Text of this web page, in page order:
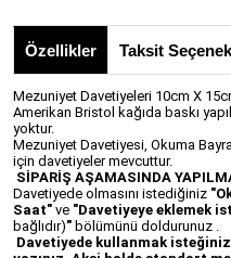
Özellikler Taksit
Mezuniyet Davetiyeleri 10cm X
Amerikan Bristol kağıda baskı
yoktur.
Mezuniyet Davetiyesi, Okuma
için davetiyeler mevcuttur.
SİPARİŞ AŞAMASINDA
Davetiyede olmasını istediğiniz
Saat" ve "Davetiyeye eklemek
bağlıdır)" bölümünü doldurunuz .
Davetiyede kullanmak